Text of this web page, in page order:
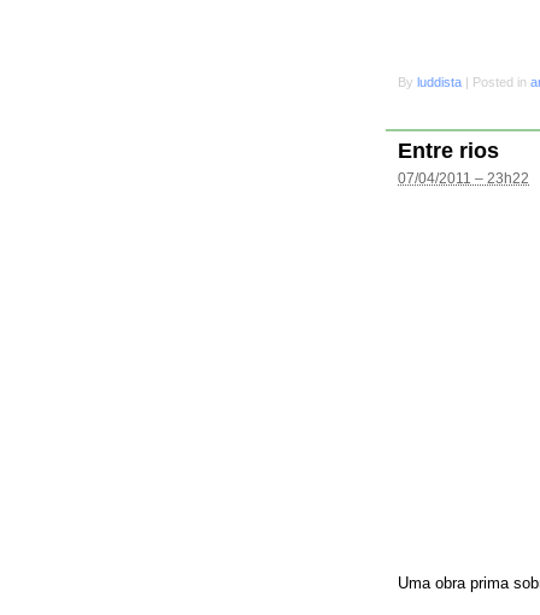
By luddista | Posted in
Entre rios
07/04/2011 – 23h22
Uma obra prima